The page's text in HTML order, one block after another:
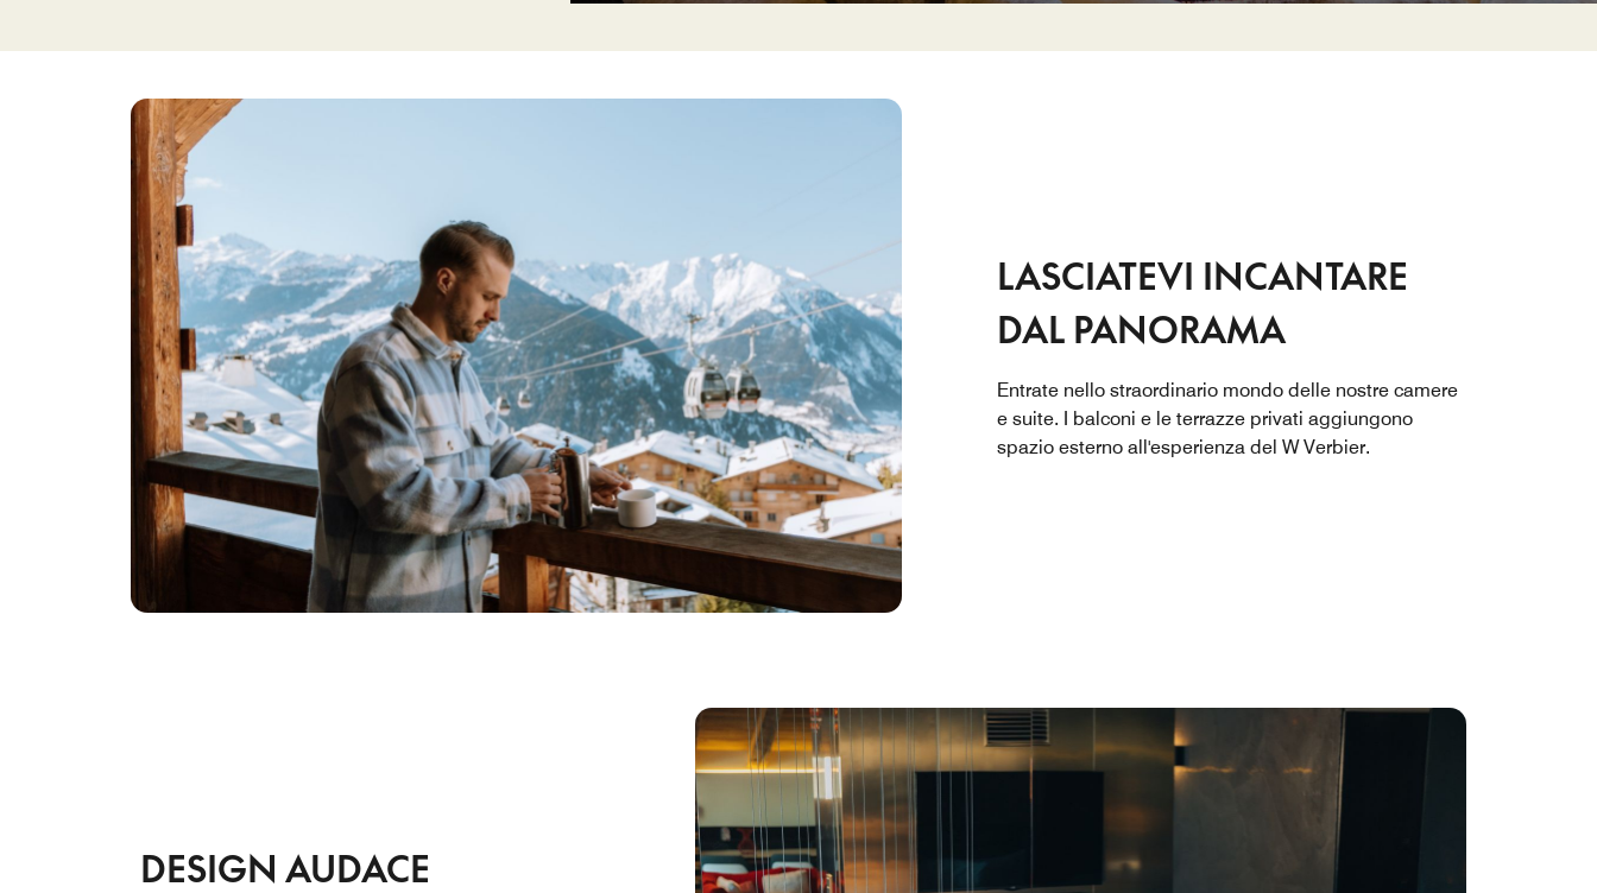
LASCIATEVI INCANTARE
DAL PANORAMA
Entrate nello straordinario mondo delle nostre camere
e suite. I balconi e le terrazze privati aggiungono
spazio esterno all'esperienza del W Verbier.
DESIGN AUDACE